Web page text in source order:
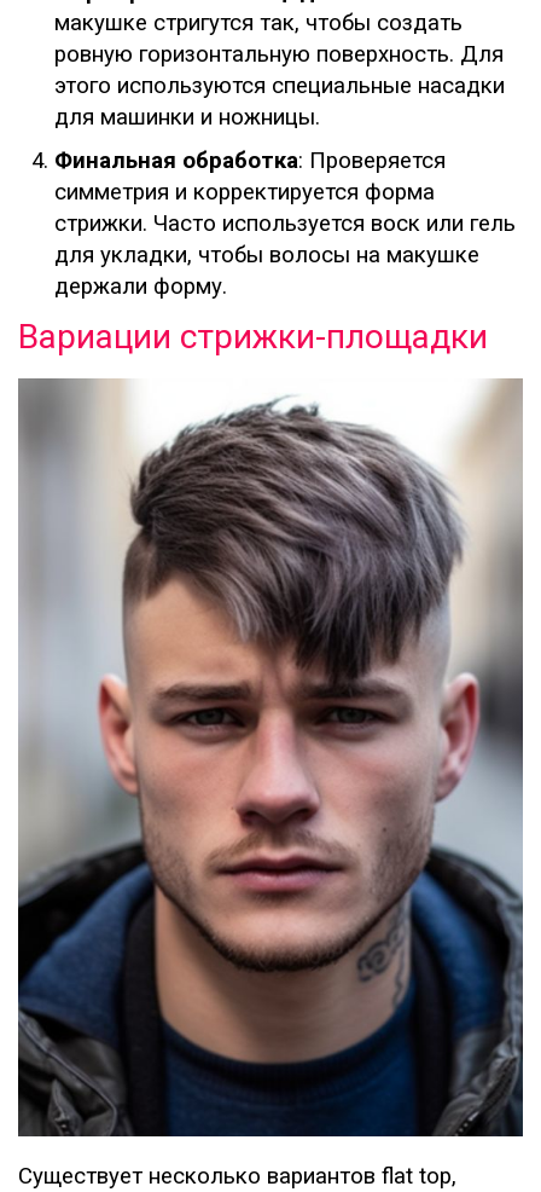
макушке стригутся так, чтобы создать
ровную горизонтальную поверхность. Для
этого используются специальные насадки
для машинки и ножницы.
Финальная обработка: Проверяется
симметрия и корректируется форма
стрижки. Часто используется воск или гель
для укладки, чтобы волосы на макушке
держали форму.
Вариации стрижки-площадки
Существует несколько вариантов flat top,